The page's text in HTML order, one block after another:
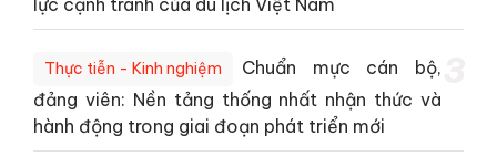
lực cạnh tranh của du lịch Việt Nam
Thực tiễn - Kinh nghiệm
Chuẩn mực cán bộ,
đảng viên: Nền tảng thống nhất nhận thức và
hành động trong giai đoạn phát triển mới